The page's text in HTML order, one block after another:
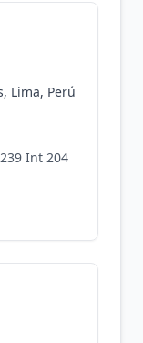
Lima, Perú
Int 204